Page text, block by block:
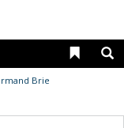
Liens
Brie